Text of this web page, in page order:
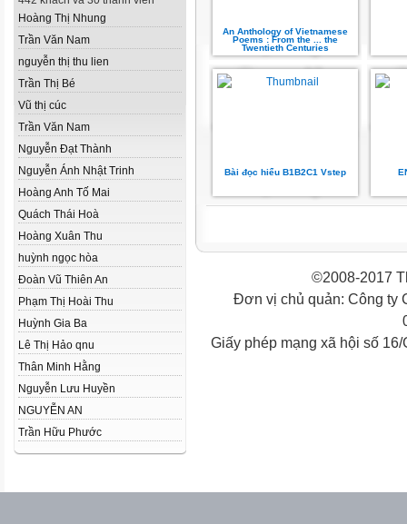
Hoàng Thị Nhung
Trần Văn Nam
nguyễn thị thu lien
Trần Thị Bé
Vũ thị cúc
Trần Văn Nam
Nguyễn Đạt Thành
Nguyễn Ánh Nhật Trinh
Hoàng Anh Tố Mai
Quách Thái Hoà
Hoàng Xuân Thu
huỳnh ngọc hòa
Đoàn Vũ Thiên An
Phạm Thị Hoài Thu
Huỳnh Gia Ba
Lê Thị Hảo qnu
Thân Minh Hằng
Nguyễn Lưu Huyền
NGUYỄN AN
Trần Hữu Phước
An Anthology of Vietnamese
Poems : From the ... the
Twentieth Centuries
Bài đọc hiểu B1B2C1 Vstep
©2008-2017
Đơn vị chủ quản: Công ty
Giấy phép mạng xã hội số